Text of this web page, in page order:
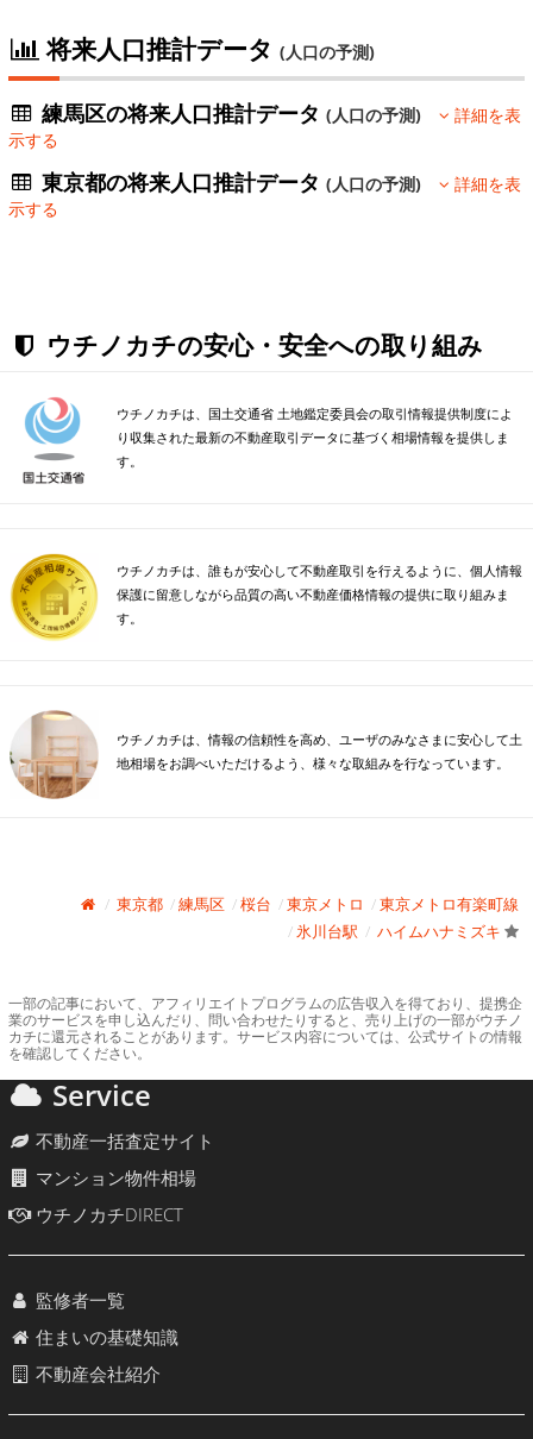
将来人口推計データ (人口の予測)
練馬区の将来人口推計データ(人口の予測)
詳細を表
示する
東京都の将来人口推計データ(人口の予測)
詳細を表
示する
ウチノカチの安心・安全への取り組み
ウチノカチは、国土交通省 土地鑑定委員会の取引情報提供制度によ
り収集された最新の不動産取引データに基づく相場情報を提供しま
す。
ウチノカチは、誰もが安心して不動産取引を行えるように、個人情報
保護に留意しながら品質の高い不動産価格情報の提供に取り組みま
す。
ウチノカチは、情報の信頼性を高め、ユーザのみなさまに安心して土
地相場をお調べいただけるよう、様々な取組みを行なっています。
東京都 練馬区 桜台 東京メトロ
東京メトロ有楽町線
氷川台駅
ハイムハナミズキ
一部の記事において、アフィリエイトプログラムの広告収入を得ており、提携企
業のサービスを申し込んだり、問い合わせたりすると、売り上げの一部がウチノ
カチに還元されることがあります。サービス内容については、公式サイトの情報
を確認してください。
Service
不動産一括査定サイト
マンション物件相場
ウチノカチDIRECT
監修者一覧
住まいの基礎知識
不動産会社紹介